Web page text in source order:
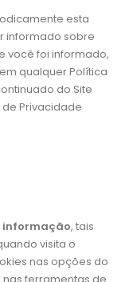
esta
informado sobre
você foi informado,
qualquer Política
do Site
Privacidade
informação, tais
visita o
nas opções do